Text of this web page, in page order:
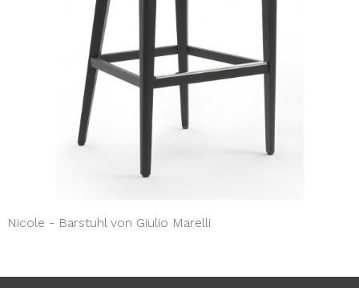
Nicole - Barstuhl von Giulio Marelli